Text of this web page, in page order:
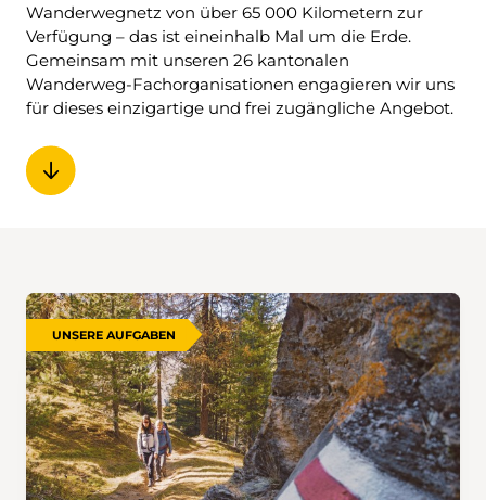
Wanderwegnetz von über 65 000 Kilometern zur
Verfügung – das ist eineinhalb Mal um die Erde.
Gemeinsam mit unseren 26 kantonalen
Wanderweg-Fachorganisationen engagieren wir uns
für dieses einzigartige und frei zugängliche Angebot.
UNSERE AUFGABEN